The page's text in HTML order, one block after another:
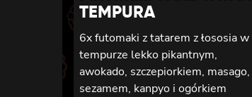
TEMPURA
6x futomaki z tatarem z łososia w
tempurze lekko pikantnym,
awokado, szczepiorkiem, masago,
sezamem, kanpyo i ogórkiem